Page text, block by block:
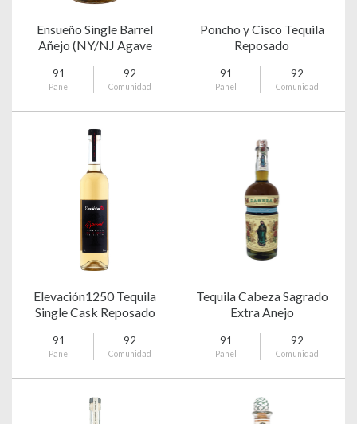
Ensueño Single Barrel
Añejo (NY/NJ Agave
91
Panel
92
Comunidad
Poncho y Cisco Tequila
Reposado
91
Panel
92
Comunidad
Elevación1250 Tequila
Single Cask Reposado
91
Panel
92
Comunidad
Tequila Cabeza Sagrado
Extra Anejo
91
Panel
92
Comunidad